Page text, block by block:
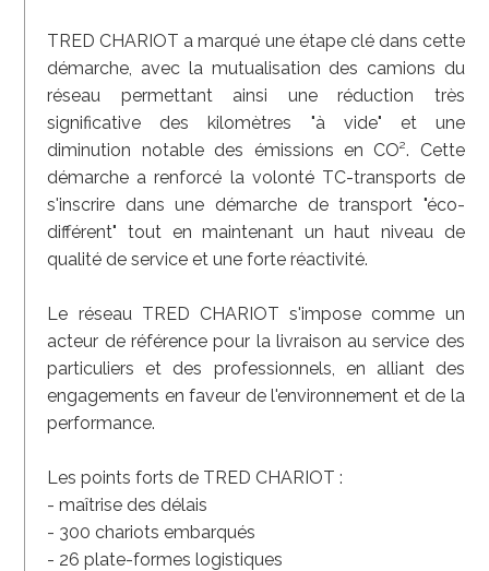
TRED CHARIOT a marqué une étape clé dans cette
démarche, avec la mutualisation des camions du
réseau permettant ainsi une réduction très
significative des kilomètres "à vide" et une
diminution notable des émissions en CO². Cette
démarche a renforcé la volonté TC-transports de
s'inscrire dans une démarche de transport "éco-
différent" tout en maintenant un haut niveau de
qualité de service et une forte réactivité.
Le réseau TRED CHARIOT s'impose comme un
acteur de référence pour la livraison au service des
particuliers et des professionnels, en alliant des
engagements en faveur de l'environnement et de la
performance.
Les points forts de TRED CHARIOT :
- maîtrise des délais
- 300 chariots embarqués
- 26 plate-formes logistiques